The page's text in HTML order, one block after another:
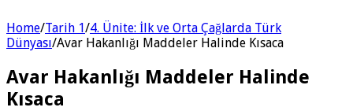
Home/Tarih 1/4. Ünite: İlk ve Orta Çağlarda Türk
Dünyası/Avar Hakanlığı Maddeler Halinde Kısaca
Avar Hakanlığı Maddeler Halinde
Kısaca